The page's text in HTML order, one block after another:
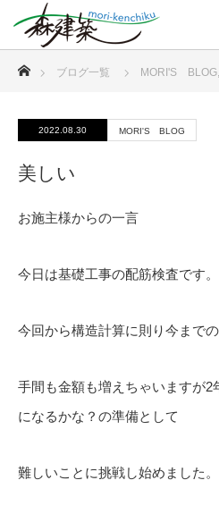
ブログ一覧 MORI'S BLOG,
2022.08.30 MORI'S BLOG
美しい
お施主様からの一言
今日は基礎工事の配筋検査です。
今回から構造計算に則り今まで
手間も金額も増えちゃいますが2
になるかな？の準備として
難しいことに挑戦し始めました。